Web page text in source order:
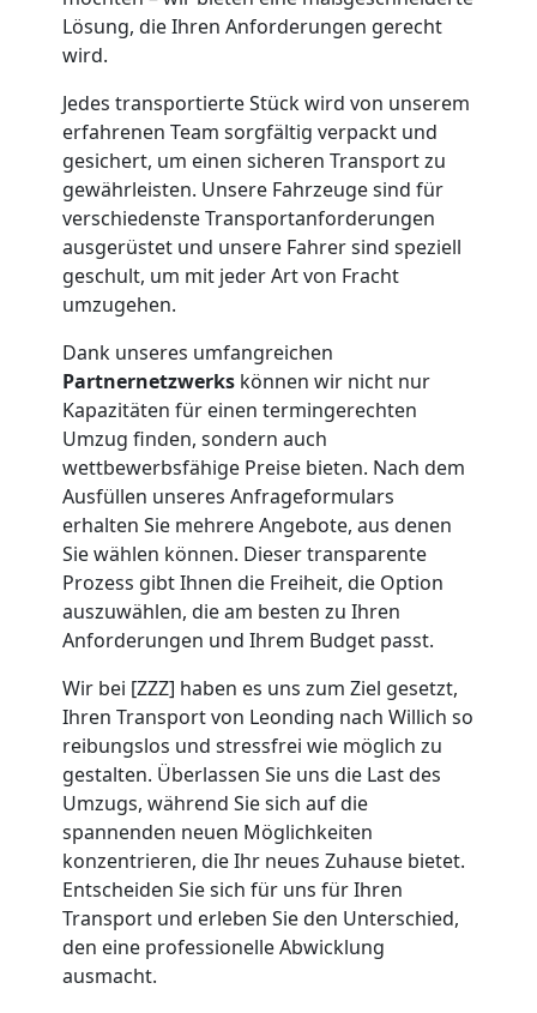
Lösung, die Ihren Anforderungen gerecht
wird.
Jedes transportierte Stück wird von unserem
erfahrenen Team sorgfältig verpackt und
gesichert, um einen sicheren Transport zu
gewährleisten. Unsere Fahrzeuge sind für
verschiedenste Transportanforderungen
ausgerüstet und unsere Fahrer sind speziell
geschult, um mit jeder Art von Fracht
umzugehen.
Dank unseres umfangreichen
Partnernetzwerks können wir nicht nur
Kapazitäten für einen termingerechten
Umzug finden, sondern auch
wettbewerbsfähige Preise bieten. Nach dem
Ausfüllen unseres Anfrageformulars
erhalten Sie mehrere Angebote, aus denen
Sie wählen können. Dieser transparente
Prozess gibt Ihnen die Freiheit, die Option
auszuwählen, die am besten zu Ihren
Anforderungen und Ihrem Budget passt.
Wir bei [ZZZ] haben es uns zum Ziel gesetzt,
Ihren Transport von Leonding nach Willich so
reibungslos und stressfrei wie möglich zu
gestalten. Überlassen Sie uns die Last des
Umzugs, während Sie sich auf die
spannenden neuen Möglichkeiten
konzentrieren, die Ihr neues Zuhause bietet.
Entscheiden Sie sich für uns für Ihren
Transport und erleben Sie den Unterschied,
den eine professionelle Abwicklung
ausmacht.
Möbelmontage
Leonding
Möbeltransport
Leonding
Beiladung
Leonding
Mini
Umzug
Leonding
Umzug
Mann
LKW